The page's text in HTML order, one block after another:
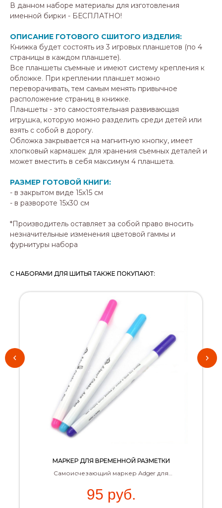
В данном наборе материалы для изготовления
именной бирки - БЕСПЛАТНО!
ОПИСАНИЕ ГОТОВОГО СШИТОГО ИЗДЕЛИЯ:
Книжка будет состоять из 3 игровых планшетов (по 4
страницы в каждом планшете).
Все планшеты съемные и имеют систему крепления к
обложке. При креплении планшет можно
переворачивать, тем самым менять привычное
расположение страниц в книжке.
Планшеты - это самостоятельная развивающая
игрушка, которую можно разделить среди детей или
взять с собой в дорогу.
Обложка закрывается на магнитную кнопку, имеет
хлопковый кармашек для хранения съемных деталей и
может вместить в себя максимум 4 планшета.
РАЗМЕР ГОТОВОЙ КНИГИ:
- в закрытом виде 15х15 см
- в развороте 15х30 см
*Производитель оставляет за собой право вносить
незначительные изменения цветовой гаммы и
фурнитуры набора
С НАБОРАМИ ДЛЯ ШИТЬЯ ТАКЖЕ ПОКУПАЮТ:
МАРКЕР ДЛЯ ВРЕМЕННОЙ РАЗМЕТКИ
Самоисчезающий маркер Adger для
95 руб.